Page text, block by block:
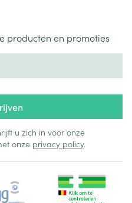
producten en promoties
u zich in voor onze
onze privacy policy.